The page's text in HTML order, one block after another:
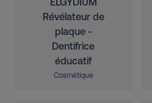
Révélateur de
plaque -
Dentifrice
éducatif
Cosmétique